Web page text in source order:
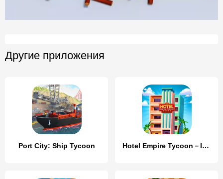
Другие приложения
Port City: Ship Tycoon Hotel Empire Tycoon－Idle Game